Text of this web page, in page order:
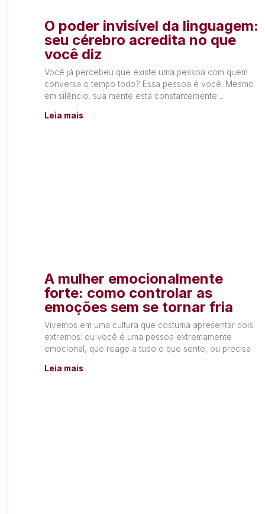
O poder invisível da linguagem:
seu cérebro acredita no que
você diz
Você já percebeu que existe uma pessoa com quem
conversa o tempo todo? Essa pessoa é você. Mesmo
em silêncio, sua mente está constantemente
Leia mais
A mulher emocionalmente
forte: como controlar as
emoções sem se tornar fria
Vivemos em uma cultura que costuma apresentar dois
extremos: ou você é uma pessoa extremamente
emocional, que reage a tudo o que sente, ou precisa
Leia mais